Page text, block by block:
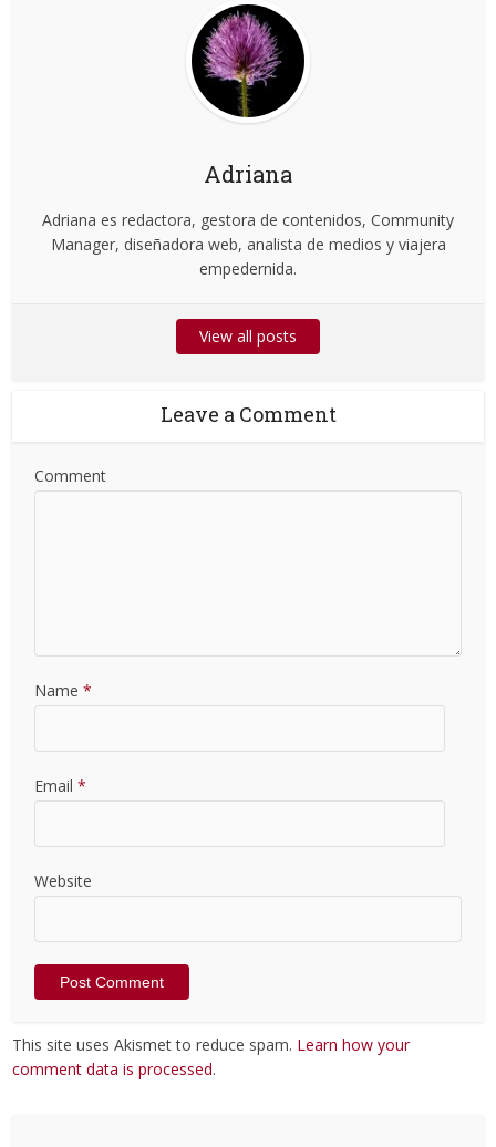
Adriana
Adriana es redactora, gestora de contenidos, Community
Manager, diseñadora web, analista de medios y viajera
empedernida.
View all posts
Leave a Comment
Comment
Name *
Email *
Website
This site uses Akismet to reduce spam. Learn how your
comment data is processed.